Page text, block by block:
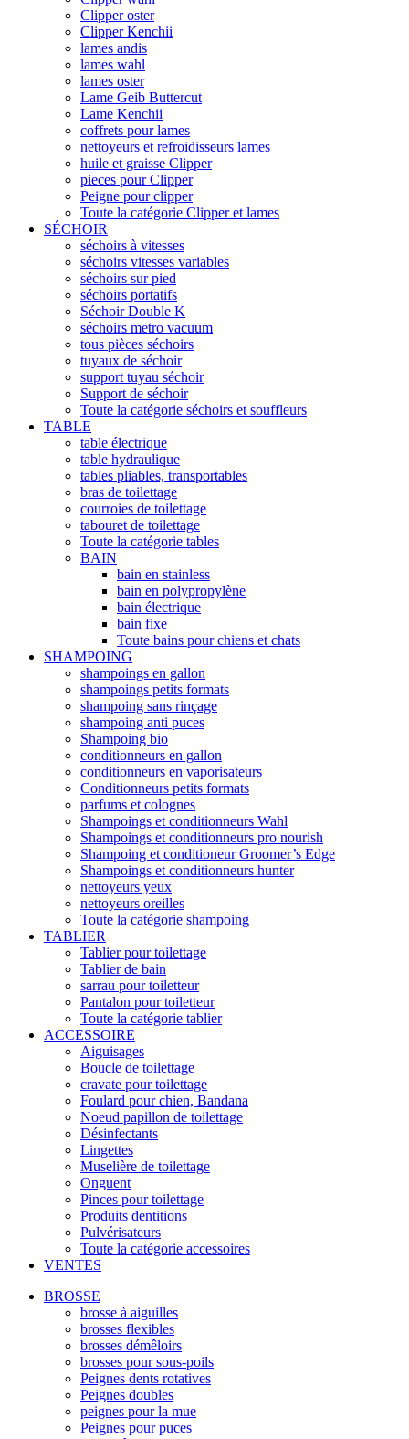
Clipper oster
Clipper Kenchii
lames andis
lames wahl
lames oster
Lame Geib Buttercut
Lame Kenchii
coffrets pour lames
nettoyeurs et refroidisseurs lames
huile et graisse Clipper
pieces pour Clipper
Peigne pour clipper
Toute la catégorie Clipper et lames
SÉCHOIR
séchoirs à vitesses
séchoirs vitesses variables
séchoirs sur pied
séchoirs portatifs
Séchoir Double K
séchoirs metro vacuum
tous pièces séchoirs
tuyaux de séchoir
support tuyau séchoir
Support de séchoir
Toute la catégorie séchoirs et souffleurs
TABLE
table électrique
table hydraulique
tables pliables, transportables
bras de toilettage
courroies de toilettage
tabouret de toilettage
Toute la catégorie tables
BAIN
bain en stainless
bain en polypropylène
bain électrique
bain fixe
Toute bains pour chiens et chats
SHAMPOING
shampoings en gallon
shampoings petits formats
shampoing sans rinçage
shampoing anti puces
Shampoing bio
conditionneurs en gallon
conditionneurs en vaporisateurs
Conditionneurs petits formats
parfums et colognes
Shampoings et conditionneurs Wahl
Shampoings et conditionneurs pro nourish
Shampoing et conditioneur Groomer’s Edge
Shampoings et conditionneurs hunter
nettoyeurs yeux
nettoyeurs oreilles
Toute la catégorie shampoing
TABLIER
Tablier pour toilettage
Tablier de bain
sarrau pour toiletteur
Pantalon pour toiletteur
Toute la catégorie tablier
ACCESSOIRE
Aiguisages
Boucle de toilettage
cravate pour toilettage
Foulard pour chien, Bandana
Noeud papillon de toilettage
Désinfectants
Lingettes
Muselière de toilettage
Onguent
Pinces pour toilettage
Produits dentitions
Pulvérisateurs
Toute la catégorie accessoires
VENTES
BROSSE
brosse à aiguilles
brosses flexibles
brosses démêloirs
brosses pour sous-poils
Peignes dents rotatives
Peignes doubles
peignes pour la mue
Peignes pour puces